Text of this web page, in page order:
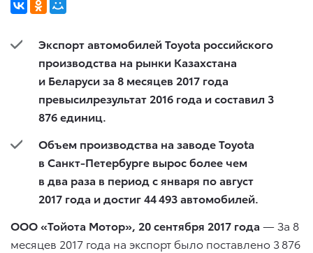
Экспорт автомобилей Toyota российского
производства на рынки Казахстана
и Беларуси за 8 месяцев 2017 года
превысилрезультат 2016 года и составил 3
876 единиц.
Объем производства на заводе Toyota
в Санкт-Петербурге вырос более чем
в два раза в период с января по август
2017 года и достиг 44 493 автомобилей.
ООО «Тойота Мотор», 20 сентября 2017 года — За 8
месяцев 2017 года на экспорт было поставлено 3 876